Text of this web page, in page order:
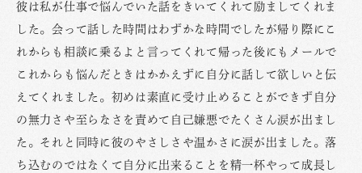
彼は私が仕事で悩んでいた話をきいてくれて励ましてくれま
した。会って話した時間はわずかな時間でしたが帰り際にこ
れからも相談に乗るよと言ってくれて帰った後にもメールで
これからも悩んだときはかかえずに自分に話して欲しいと伝
えてくれました。初めは素直に受け止めることができず自分
の無力さや至らなさを責めて自己嫌悪でたくさん涙が出まし
た。それと同時に彼のやさしさや温かさに涙が出ました。落
ち込むのではなくて自分に出来ることを精一杯やって成長し